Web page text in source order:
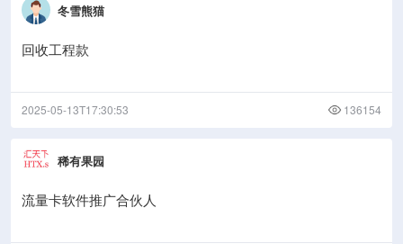
冬雪熊猫
回收工程款
2025-05-13T17:30:53 136154
稀有果园
流量卡软件推广合伙人